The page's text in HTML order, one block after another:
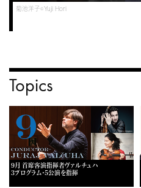
菊池洋子©Yuji Hori
Topics
9月 首席客演指揮者ヴァルチュハ
3プログラム・5公演を指揮